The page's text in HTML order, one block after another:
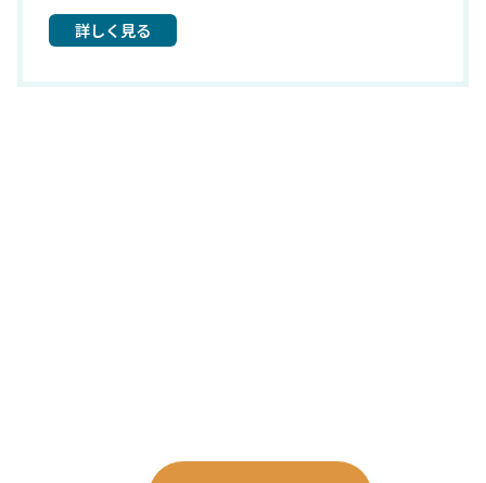
詳しく見る